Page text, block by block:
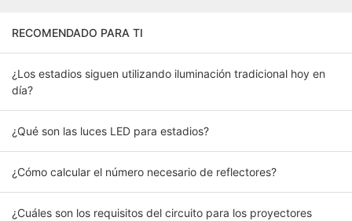
RECOMENDADO PARA TI
¿Los estadios siguen utilizando iluminación tradicional hoy en
día?
¿Qué son las luces LED para estadios?
¿Cómo calcular el número necesario de reflectores?
¿Cuáles son los requisitos del circuito para los proyectores